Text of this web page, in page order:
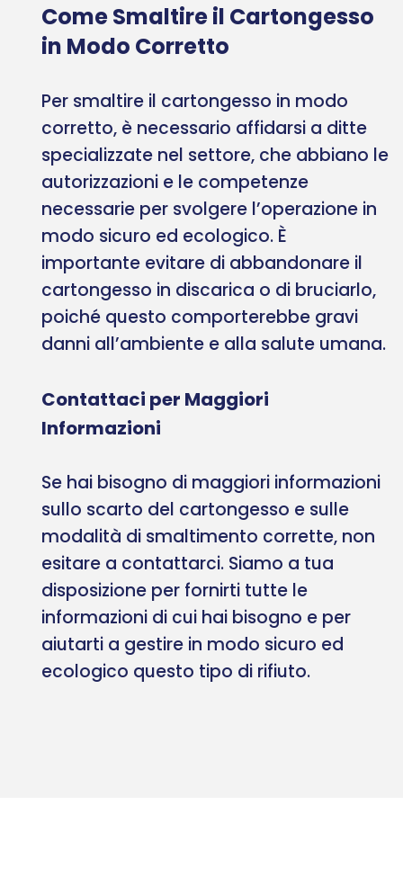
Come Smaltire il Cartongesso
in Modo Corretto
Per smaltire il cartongesso in modo
corretto, è necessario affidarsi a ditte
specializzate nel settore, che abbiano le
autorizzazioni e le competenze
necessarie per svolgere l’operazione in
modo sicuro ed ecologico. È
importante evitare di abbandonare il
cartongesso in discarica o di bruciarlo,
poiché questo comporterebbe gravi
danni all’ambiente e alla salute umana.
Contattaci per Maggiori
Informazioni
Se hai bisogno di maggiori informazioni
sullo scarto del cartongesso e sulle
modalità di smaltimento corrette, non
esitare a contattarci. Siamo a tua
disposizione per fornirti tutte le
informazioni di cui hai bisogno e per
aiutarti a gestire in modo sicuro ed
ecologico questo tipo di rifiuto.